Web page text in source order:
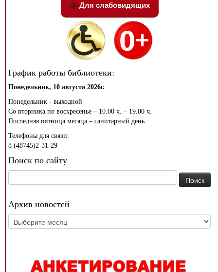
Для слабовидящих
График работы библиотеки:
Понедельник, 10 августа 2026г.
Понедельник - выходной
Со вторника по воскресенье – 10.00 ч. – 19.00 ч.
Последняя пятница месяца – санитарный день
Телефоны для связи:
8 (48745)2-31-29
Поиск по сайту
Архив новостей
Архив
новостей